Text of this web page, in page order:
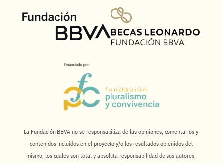
La Fundación BBVA no se responsabiliza de las opiniones, comentarios y
contenidos incluidos en el proyecto y/o los resultados obtenidos del
mismo, los cuales son total y absoluta responsabilidad de sus autores.